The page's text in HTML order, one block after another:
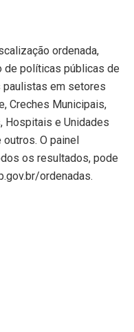
ordenada,
de políticas públicas de
em setores
Creches Municipais,
Hospitais e Unidades
outros. O painel
os resultados, pode
ordenadas.